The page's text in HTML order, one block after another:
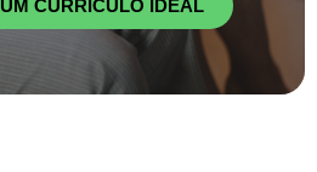
CURRÍCULO IDEAL